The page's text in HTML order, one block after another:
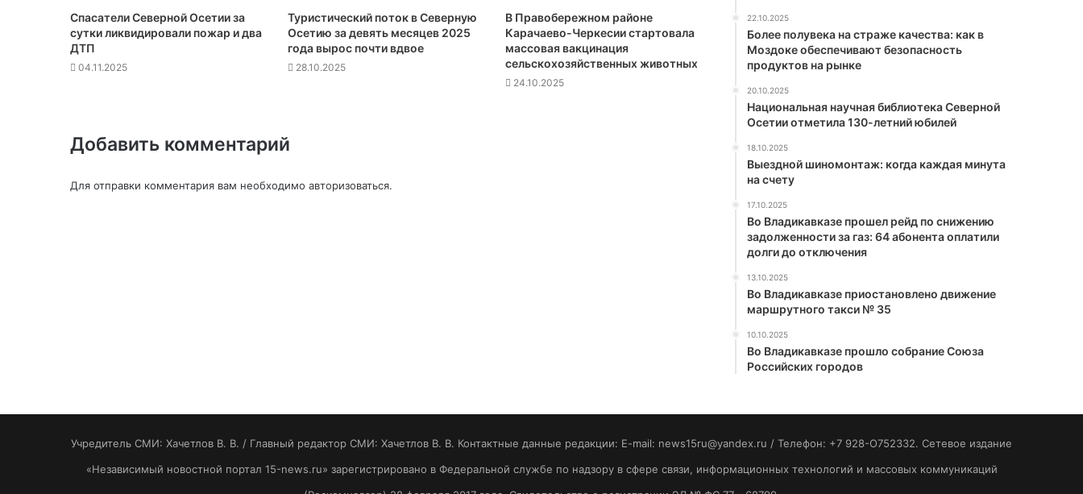
Спасатели Северной Осетии за
сутки ликвидировали пожар и два
ДТП
04.11.2025
Туристический поток в Северную
Осетию за девять месяцев 2025
года вырос почти вдвое
28.10.2025
В Правобережном районе
Карачаево-Черкесии стартовала
массовая вакцинация
сельскохозяйственных животных
24.10.2025
Добавить комментарий
Для отправки комментария вам необходимо авторизоваться.
22.10.2025
Более полувека на страже качества: как в
Моздоке обеспечивают безопасность
продуктов на рынке
20.10.2025
Национальная научная библиотека Северной
Осетии отметила 130-летний юбилей
18.10.2025
Выездной шиномонтаж: когда каждая минута
на счету
17.10.2025
Во Владикавказе прошел рейд по снижению
задолженности за газ: 64 абонента оплатили
долги до отключения
13.10.2025
Во Владикавказе приостановлено движение
маршрутного такси № 35
10.10.2025
Во Владикавказе прошло собрание Союза
Российских городов
Учредитель СМИ: Хaчeтлoв B. B. / Главный редактор СМИ: Хaчeтлoв B. B. Контактные данные редакции: E-mail: news15ru@yandex.ru / Телефон: +7 928-O752332. Сетевое издание
«Независимый новостной портал 15-news.ru» зарегистрировано в Федеральной службе по надзору в сфере связи, информационных технологий и массовых коммуникаций